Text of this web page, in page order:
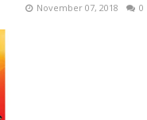
November 07, 2018 0